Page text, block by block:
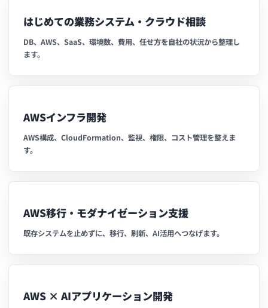
はじめての業務システム・クラウド相談
DB、AWS、SaaS、環境数、費用、任せ方を自社の状況から整理し
ます。
AWSインフラ開発
AWS構成、CloudFormation、監視、権限、コスト管理を整えま
す。
AWS移行・モダナイゼーション支援
既存システムを止めずに、移行、刷新、AI活用へつなげます。
AWS × AIアプリケーション開発